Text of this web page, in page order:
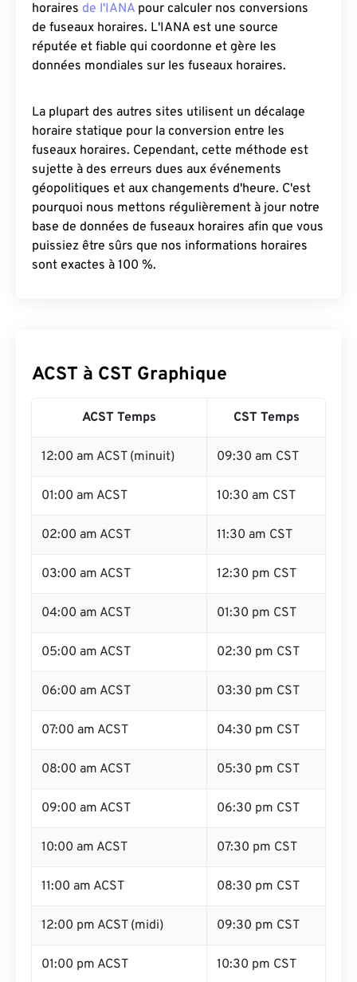
horaires de l'IANA pour calculer nos conversions
de fuseaux horaires. L'IANA est une source
réputée et fiable qui coordonne et gère les
données mondiales sur les fuseaux horaires.
La plupart des autres sites utilisent un décalage
horaire statique pour la conversion entre les
fuseaux horaires. Cependant, cette méthode est
sujette à des erreurs dues aux événements
géopolitiques et aux changements d'heure. C'est
pourquoi nous mettons régulièrement à jour notre
base de données de fuseaux horaires afin que vous
puissiez être sûrs que nos informations horaires
sont exactes à 100 %.
ACST à CST Graphique
ACST Temps CST Temps
12:00 am ACST (minuit) 09:30 am CST
01:00 am ACST 10:30 am CST
02:00 am ACST 11:30 am CST
03:00 am ACST 12:30 pm CST
04:00 am ACST 01:30 pm CST
05:00 am ACST 02:30 pm CST
06:00 am ACST 03:30 pm CST
07:00 am ACST 04:30 pm CST
08:00 am ACST 05:30 pm CST
09:00 am ACST 06:30 pm CST
10:00 am ACST 07:30 pm CST
11:00 am ACST 08:30 pm CST
12:00 pm ACST (midi) 09:30 pm CST
01:00 pm ACST 10:30 pm CST